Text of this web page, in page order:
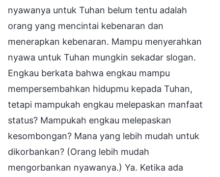
nyawanya untuk Tuhan belum tentu adalah
orang yang mencintai kebenaran dan
menerapkan kebenaran. Mampu menyerahkan
nyawa untuk Tuhan mungkin sekadar slogan.
Engkau berkata bahwa engkau mampu
mempersembahkan hidupmu kepada Tuhan,
tetapi mampukah engkau melepaskan manfaat
status? Mampukah engkau melepaskan
kesombongan? Mana yang lebih mudah untuk
dikorbankan? (Orang lebih mudah
mengorbankan nyawanya.) Ya. Ketika ada